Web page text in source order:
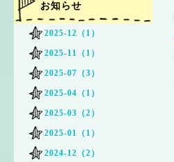
お知らせ
2025-12（1）
2025-11（1）
2025-07（3）
2025-04（1）
2025-03（2）
2025-01（1）
2024-12（2）